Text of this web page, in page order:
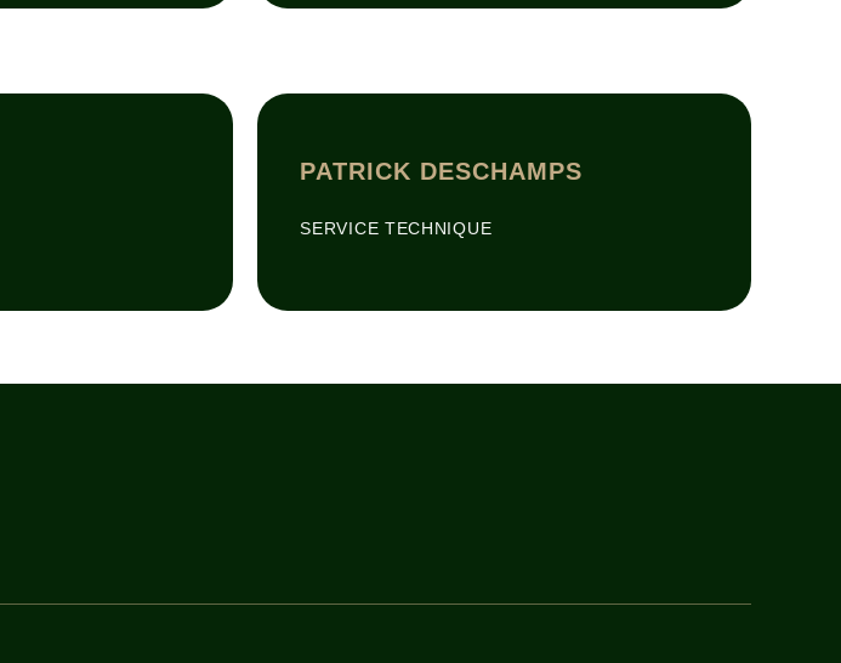
PATRICK DESCHAMPS
SERVICE TECHNIQUE